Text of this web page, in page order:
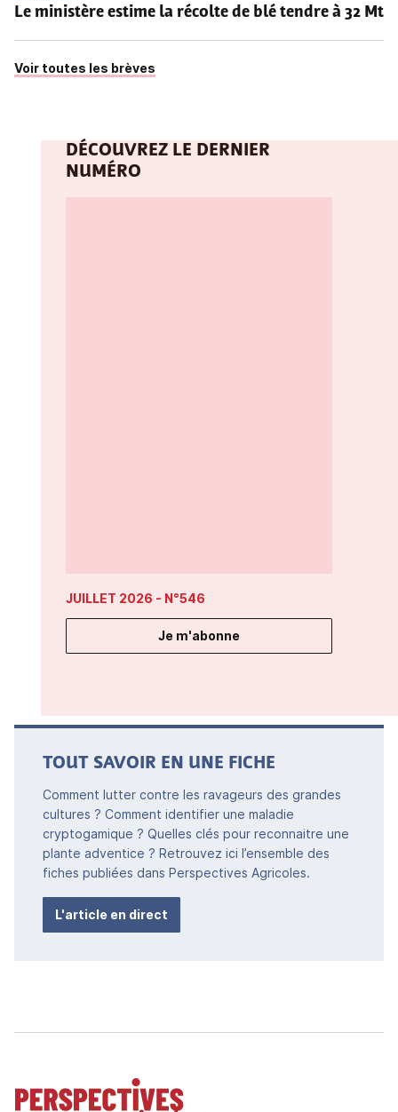
Le ministère estime la récolte de blé tendre à 32 Mt
Voir toutes les brèves
DÉCOUVREZ LE DERNIER
NUMÉRO
JUILLET 2026 - N°546
Je m'abonne
TOUT SAVOIR EN UNE FICHE
Comment lutter contre les ravageurs des grandes
cultures ? Comment identifier une maladie
cryptogamique ? Quelles clés pour reconnaitre une
plante adventice ? Retrouvez ici l’ensemble des
fiches publiées dans Perspectives Agricoles.
L'article en direct